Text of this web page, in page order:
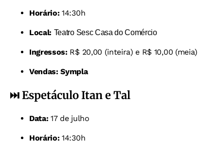
Horário: 14:30h
Local: Teatro Sesc Casa do Comércio
Ingressos: R$ 20,00 (inteira) e R$ 10,00 (meia)
Vendas:Sympla
⏭️ Espetáculo Itan e Tal
Data:17 de julho
Horário: 14:30h